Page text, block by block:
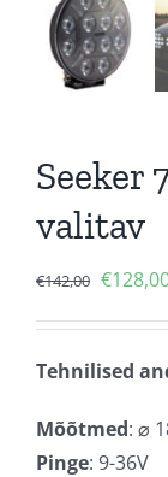
Seeker
valitav
€142,00 Algne
€
Tehnilised
Mõõtmed: ⌀
Pinge: 9-36V